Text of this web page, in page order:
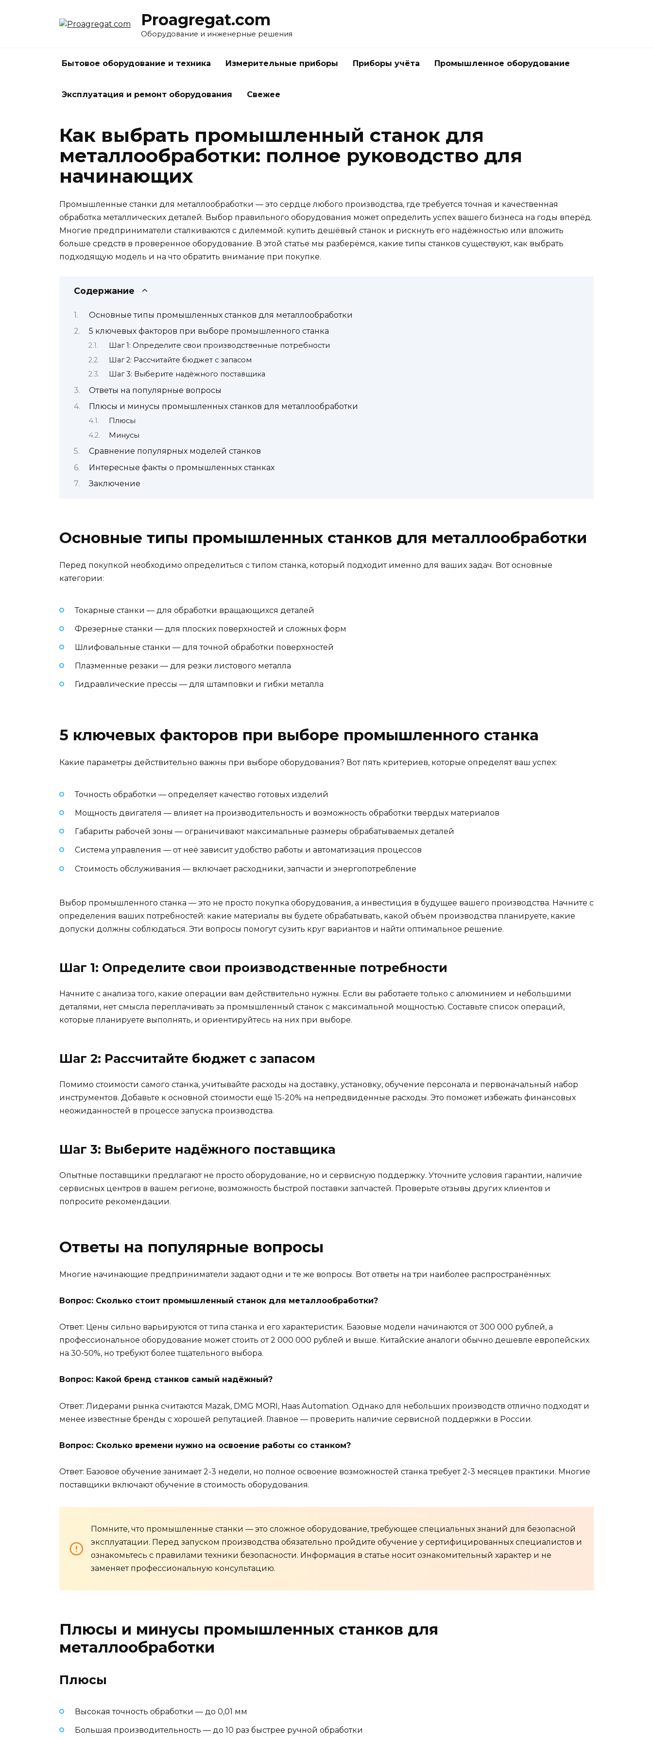
Proagregat.com
Оборудование и инженерные решения
Бытовое оборудование и техника Измерительные приборы Приборы учёта Промышленное оборудование
Эксплуатация и ремонт оборудования Свежее
Как выбрать промышленный станок для
металлообработки: полное руководство для
начинающих
Промышленные станки для металлообработки — это сердце любого производства, где требуется точная и качественная
обработка металлических деталей. Выбор правильного оборудования может определить успех вашего бизнеса на годы вперёд.
Многие предприниматели сталкиваются с дилеммой: купить дешёвый станок и рискнуть его надёжностью или вложить
больше средств в проверенное оборудование. В этой статье мы разберёмся, какие типы станков существуют, как выбрать
подходящую модель и на что обратить внимание при покупке.
Содержание
Основные типы промышленных станков для металлообработки
5 ключевых факторов при выборе промышленного станка
Шаг 1: Определите свои производственные потребности
Шаг 2: Рассчитайте бюджет с запасом
Шаг 3: Выберите надёжного поставщика
Ответы на популярные вопросы
Плюсы и минусы промышленных станков для металлообработки
Плюсы
Минусы
Сравнение популярных моделей станков
Интересные факты о промышленных станках
Заключение
Основные типы промышленных станков для металлообработки
Перед покупкой необходимо определиться с типом станка, который подходит именно для ваших задач. Вот основные
категории:
Токарные станки — для обработки вращающихся деталей
Фрезерные станки — для плоских поверхностей и сложных форм
Шлифовальные станки — для точной обработки поверхностей
Плазменные резаки — для резки листового металла
Гидравлические прессы — для штамповки и гибки металла
5 ключевых факторов при выборе промышленного станка
Какие параметры действительно важны при выборе оборудования? Вот пять критериев, которые определят ваш успех:
Точность обработки — определяет качество готовых изделий
Мощность двигателя — влияет на производительность и возможность обработки твёрдых материалов
Габариты рабочей зоны — ограничивают максимальные размеры обрабатываемых деталей
Система управления — от неё зависит удобство работы и автоматизация процессов
Стоимость обслуживания — включает расходники, запчасти и энергопотребление
Выбор промышленного станка — это не просто покупка оборудования, а инвестиция в будущее вашего производства. Начните с
определения ваших потребностей: какие материалы вы будете обрабатывать, какой объём производства планируете, какие
допуски должны соблюдаться. Эти вопросы помогут сузить круг вариантов и найти оптимальное решение.
Шаг 1: Определите свои производственные потребности
Начните с анализа того, какие операции вам действительно нужны. Если вы работаете только с алюминием и небольшими
деталями, нет смысла переплачивать за промышленный станок с максимальной мощностью. Составьте список операций,
которые планируете выполнять, и ориентируйтесь на них при выборе.
Шаг 2: Рассчитайте бюджет с запасом
Помимо стоимости самого станка, учитывайте расходы на доставку, установку, обучение персонала и первоначальный набор
инструментов. Добавьте к основной стоимости ещё 15-20% на непредвиденные расходы. Это поможет избежать финансовых
неожиданностей в процессе запуска производства.
Шаг 3: Выберите надёжного поставщика
Опытные поставщики предлагают не просто оборудование, но и сервисную поддержку. Уточните условия гарантии, наличие
сервисных центров в вашем регионе, возможность быстрой поставки запчастей. Проверьте отзывы других клиентов и
попросите рекомендации.
Ответы на популярные вопросы
Многие начинающие предприниматели задают одни и те же вопросы. Вот ответы на три наиболее распространённых:
Вопрос: Сколько стоит промышленный станок для металлообработки?
Ответ: Цены сильно варьируются от типа станка и его характеристик. Базовые модели начинаются от 300 000 рублей, а
профессиональное оборудование может стоить от 2 000 000 рублей и выше. Китайские аналоги обычно дешевле европейских
на 30-50%, но требуют более тщательного выбора.
Вопрос: Какой бренд станков самый надёжный?
Ответ: Лидерами рынка считаются Mazak, DMG MORI, Haas Automation. Однако для небольших производств отлично подходят и
менее известные бренды с хорошей репутацией. Главное — проверить наличие сервисной поддержки в России.
Вопрос: Сколько времени нужно на освоение работы со станком?
Ответ: Базовое обучение занимает 2-3 недели, но полное освоение возможностей станка требует 2-3 месяцев практики. Многие
поставщики включают обучение в стоимость оборудования.
Помните, что промышленные станки — это сложное оборудование, требующее специальных знаний для безопасной
эксплуатации. Перед запуском производства обязательно пройдите обучение у сертифицированных специалистов и
ознакомьтесь с правилами техники безопасности. Информация в статье носит ознакомительный характер и не
заменяет профессиональную консультацию.
Плюсы и минусы промышленных станков для
металлообработки
Плюсы
Высокая точность обработки — до 0,01 мм
Большая производительность — до 10 раз быстрее ручной обработки